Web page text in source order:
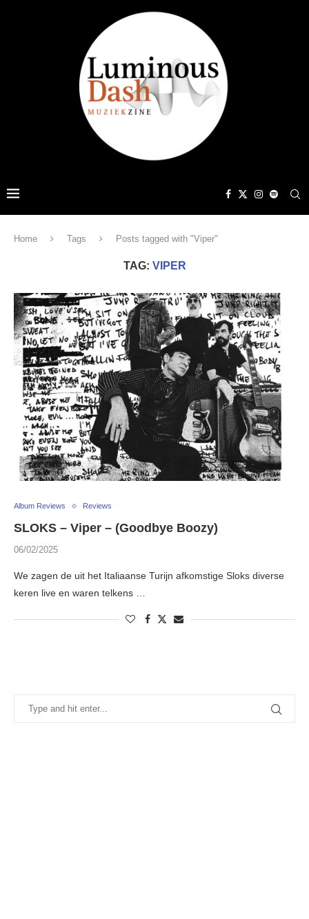
Home Tags Posts tagged with "Viper"
TAG: VIPER
Album Reviews Reviews
SLOKS – Viper – (Goodbye Boozy)
06/02/2025
We zagen de uit het Italiaanse Turijn afkomstige Sloks diverse
keren live en waren telkens …